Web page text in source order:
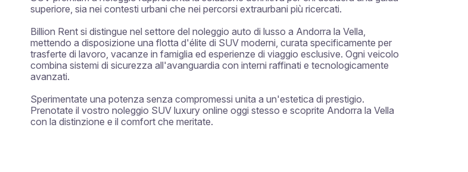
superiore, sia nei contesti urbani che nei percorsi extraurbani più ricercati.
Billion Rent si distingue nel settore del noleggio auto di lusso a Andorra la Vella,
mettendo a disposizione una flotta d'élite di SUV moderni, curata specificamente per
trasferte di lavoro, vacanze in famiglia ed esperienze di viaggio esclusive. Ogni veicolo
combina sistemi di sicurezza all'avanguardia con interni raffinati e tecnologicamente
avanzati.
Sperimentate una potenza senza compromessi unita a un'estetica di prestigio.
Prenotate il vostro noleggio SUV luxury online oggi stesso e scoprite Andorra la Vella
con la distinzione e il comfort che meritate.